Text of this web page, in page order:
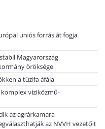
uniós forrás át fogja
Magyarország
öröksége
a tűzifa áfája
víziközmű-
az agrárkamara
az NVVH vezetőit